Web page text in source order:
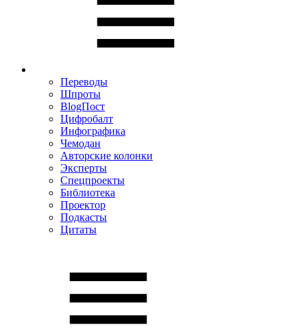
Переводы
Шпроты
BlogПост
Цифробалт
Инфографика
Чемодан
Авторские колонки
Эксперты
Спецпроекты
Библиотека
Проектор
Подкасты
Цитаты